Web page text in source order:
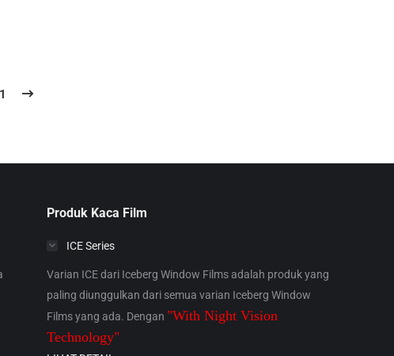
Produk Kaca Film
ICE Series
Varian ICE dari Iceberg Window Films adalah produk yang
paling diunggulkan dari semua varian Iceberg Window
Films yang ada. Dengan "With Night Vision
Technology"